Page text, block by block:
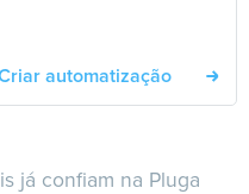
automatização
já confiam na Pluga